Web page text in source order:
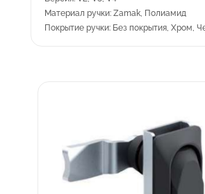
Материал ручки: Zamak, Полиамид
Покрытие ручки: Без покрытия, Хром,